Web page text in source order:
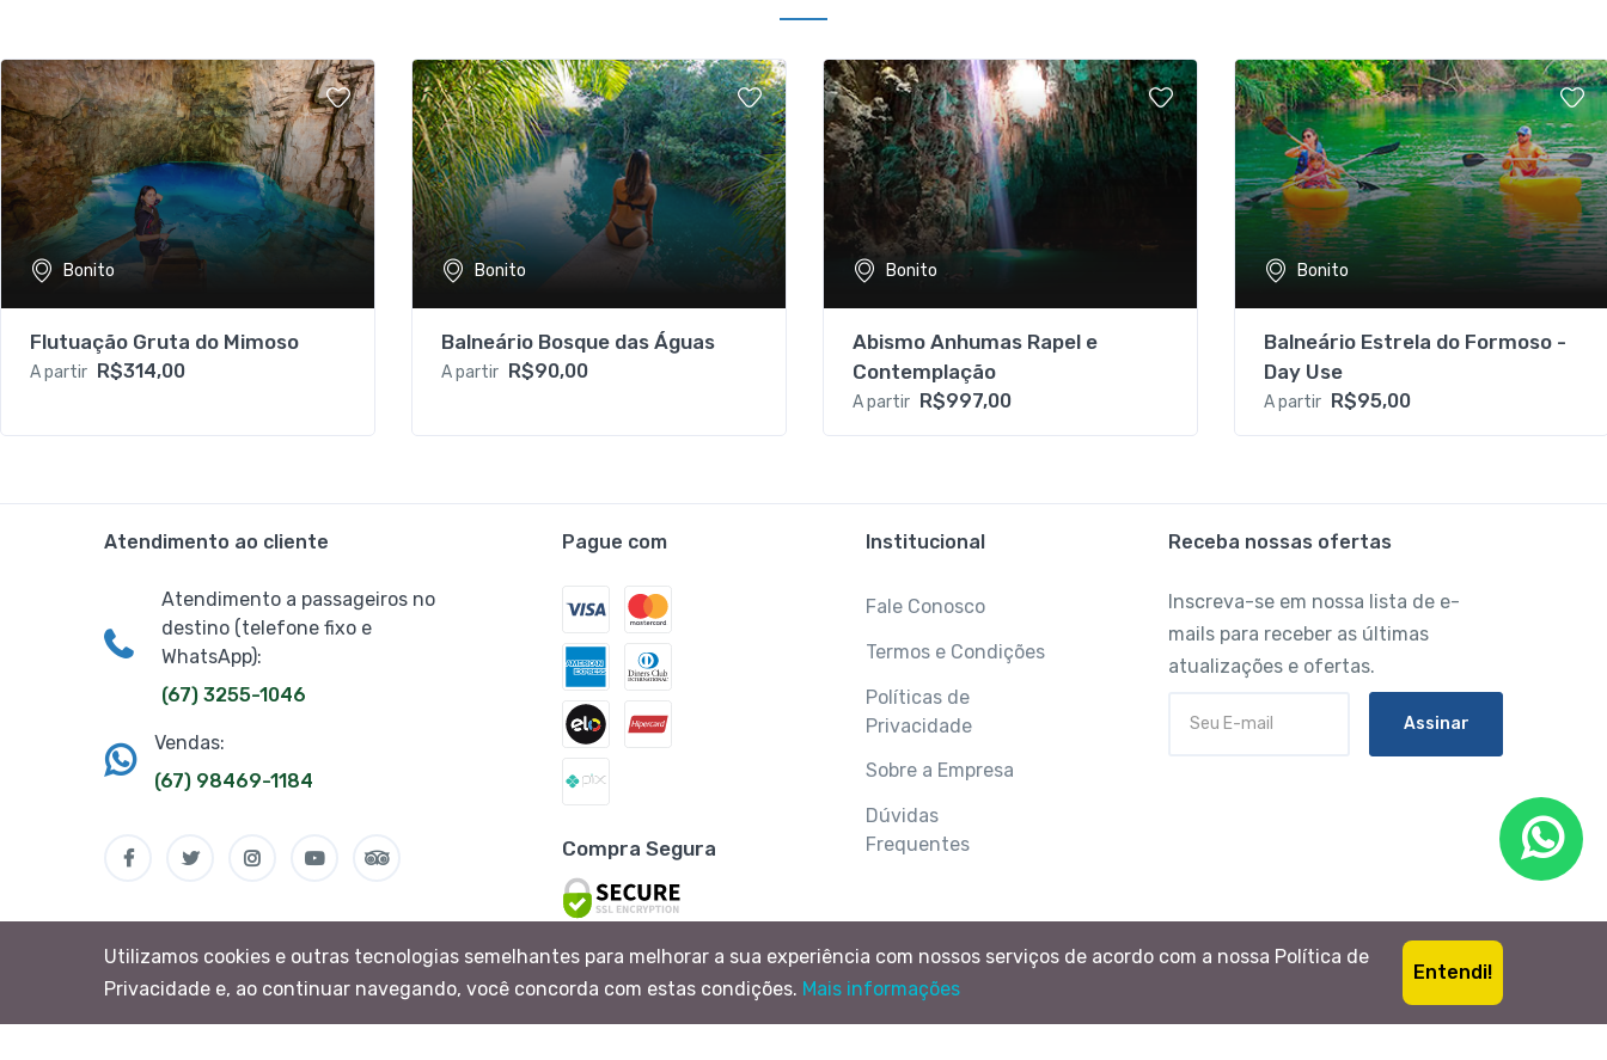
Bonito
Flutuação Gruta do Mimoso
A partir R$314,00
Bonito
Balneário Bosque das Águas
A partir R$90,00
Bonito
Abismo Anhumas Rapel e
Contemplação
A partir R$997,00
Bonito
Balneário Estrela do Formoso -
Day Use
A partir R$95,00
Atendimento ao cliente
Atendimento a passageiros no
destino (telefone fixo e
WhatsApp):
(67) 3255-1046
Vendas:
(67) 98469-1184
Pague com
Compra Segura
Institucional
Fale Conosco
Termos e Condições
Políticas de
Privacidade
Sobre a Empresa
Dúvidas
Frequentes
Receba nossas ofertas
Inscreva-se em nossa lista de e-
mails para receber as últimas
atualizações e ofertas.
Assinar
Utilizamos cookies e outras tecnologias semelhantes para melhorar a sua experiência com nossos serviços de acordo com a nossa Política de
Privacidade e, ao continuar navegando, você concorda com estas condições. Mais informações
Entendi!